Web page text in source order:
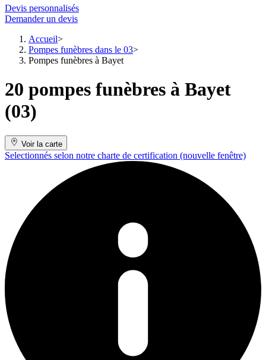
Devis personnalisés
Demander un devis
Accueil
Pompes funèbres dans le 03
Pompes funèbres à Bayet
20 pompes funèbres à Bayet
(03)
Voir la carte
Selectionnés selon notre charte de certification (nouvelle fenêtre)